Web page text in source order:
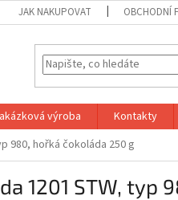
JAK NAKUPOVAT OBCHODNÍ
výroba Kontakty
980, hořká čokoláda 250 g
1201 STW, typ